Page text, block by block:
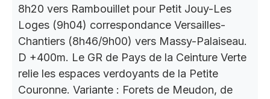
8h20 vers Rambouillet pour Petit Jouy-Les
Loges (9h04) correspondance Versailles-
Chantiers (8h46/9h00) vers Massy-Palaiseau.
D +400m. Le GR de Pays de la Ceinture Verte
relie les espaces verdoyants de la Petite
Couronne. Variante : Forets de Meudon, de